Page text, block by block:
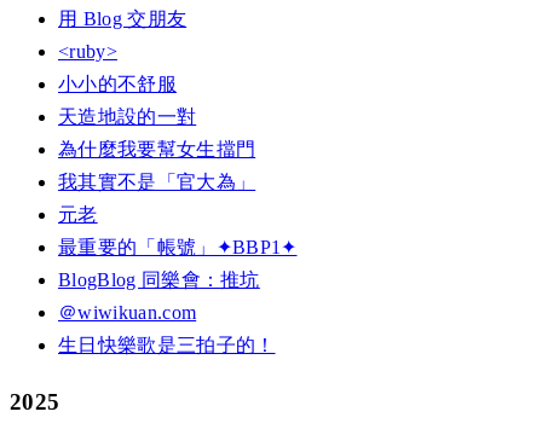
用 Blog 交朋友
<ruby>
小小的不舒服
天造地設的一對
為什麼我要幫女生擋門
我其實不是「官大為」
元老
最重要的「帳號」✦BBP1✦
BlogBlog 同樂會：推坑
＠wiwikuan.com
生日快樂歌是三拍子的！
2025